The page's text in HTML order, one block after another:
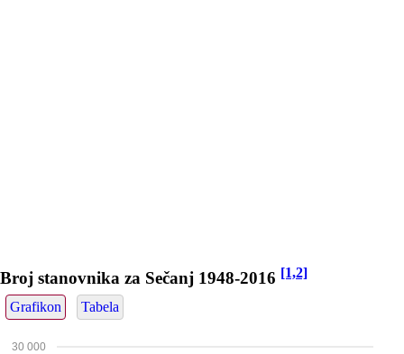
Broj stanovnika za Sečanj 1948-2016 [1,2]
Grafikon Tabela
30 000